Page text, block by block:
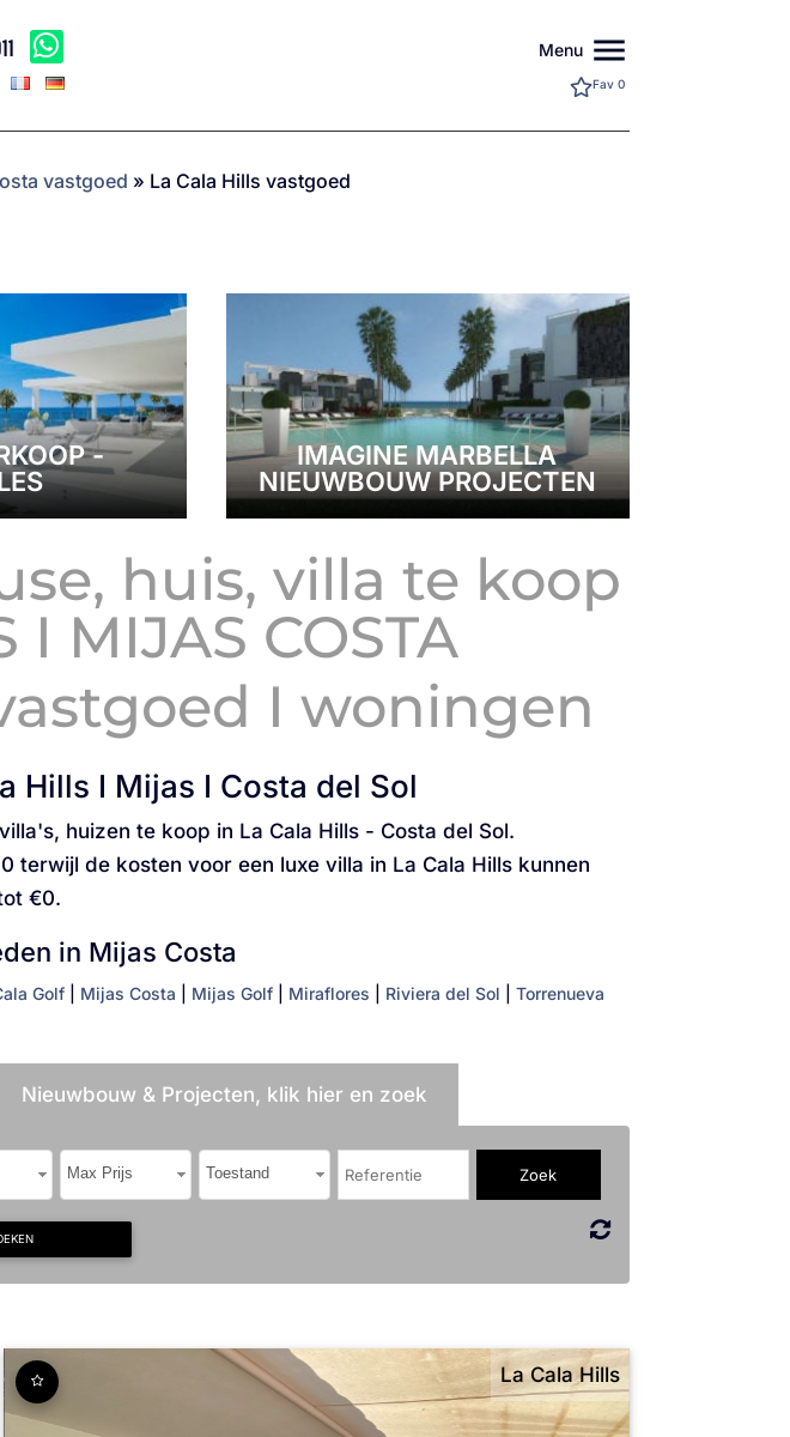
Menu menu
Fav 0
vastgoed » La Cala Hills vastgoed
-
IMAGINE MARBELLA
NIEUWBOUW PROJECTEN
huis, villa te koop
I MIJAS COSTA
I woningen
Hills I Mijas I Costa del Sol
huizen te koop in La Cala Hills - Costa del Sol.
terwijl de kosten voor een luxe villa in La Cala Hills kunnen
€0.
in Mijas Costa
Golf| Mijas Costa Mijas Golf| Miraflores Riviera del Sol Torrenueva
Nieuwbouw & Projecten, klik hier en zoek
Max Prijs Toestand
La Cala Hills